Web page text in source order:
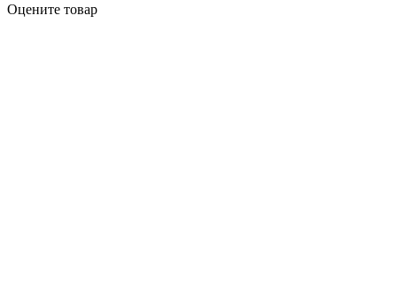
Оцените товар